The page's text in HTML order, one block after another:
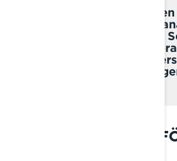
För 20 år sedan tog Lynx en
tävlingsskoter från
lederna för vardagsförare.
har 2027-års Rave RE
2027 Rave RE 20th
är en hyllning till denna
2007: LEGENDEN ÄR